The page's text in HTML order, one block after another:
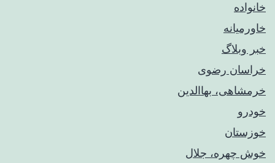
خانواده
خاورمیانه
خبر وبلاگ
خراسان رضوی
خرمشاهی، بهاالدین
خودرو
خوزستان
خوش چهره، جلال